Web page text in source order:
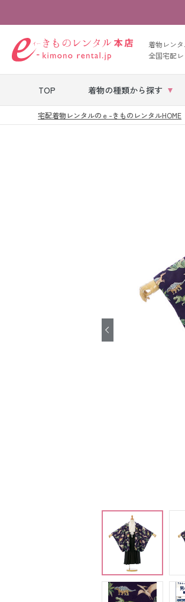
着物レン
全国宅配
TOP 着物の種類から探す
七五三レンタ
引き振袖レン
宅配着物レンタルのｅ-きものレンタルHOME